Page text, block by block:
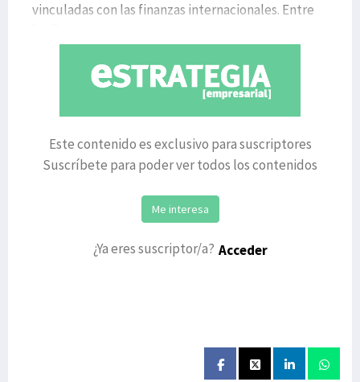
vinculadas con las finanzas internacionales. Entre
Este contenido es exclusivo para suscriptores
Suscríbete para poder ver todos los contenidos
Me interesa
¿Ya eres suscriptor/a? Acceder